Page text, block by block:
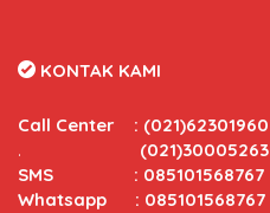
KONTAK KAMI
Call Center : (021)62301960
. (021)30005263
SMS : 085101568767
Whatsapp : 085101568767